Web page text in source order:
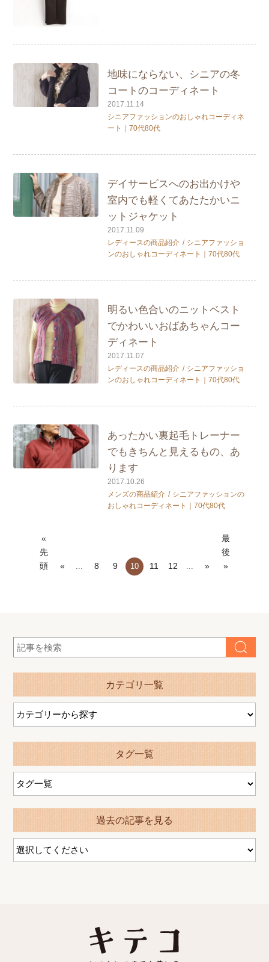
地味にならない、シニアの冬
コートのコーディネート
2017.11.14
シニアファッションのおしゃれコーディネ
ート｜70代80代
デイサービスへのお出かけや
室内でも軽くてあたたかいニ
ットジャケット
2017.11.09
レディースの商品紹介
シニアファッショ
ンのおしゃれコーディネート｜70代80代
明るい色合いのニットベスト
でかわいいおばあちゃんコー
ディネート
2017.11.07
レディースの商品紹介
シニアファッショ
ンのおしゃれコーディネート｜70代80代
あったかい裏起毛トレーナー
でもきちんと見えるもの、あ
ります
2017.10.26
メンズの商品紹介
シニアファッションの
おしゃれコーディネート｜70代80代
«
先
頭
« ... 8 9 10 11 12 ... »
最
後
»
カテゴリ一覧
タグ一覧
過去の記事を見る